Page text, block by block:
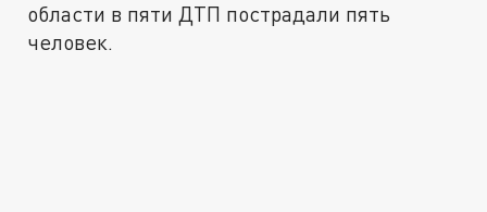
области в пяти ДТП пострадали пять
человек.